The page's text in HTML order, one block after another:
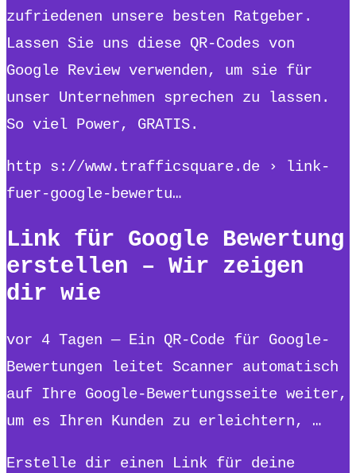
zufriedenen unsere besten Ratgeber.
Lassen Sie uns diese QR-Codes von
Google Review verwenden, um sie für
unser Unternehmen sprechen zu lassen.
So viel Power, GRATIS.
http s://www.trafficsquare.de › link-
fuer-google-bewertu…
Link für Google Bewertung
erstellen – Wir zeigen
dir wie
vor 4 Tagen — Ein QR-Code für Google-
Bewertungen leitet Scanner automatisch
auf Ihre Google-Bewertungsseite weiter,
um es Ihren Kunden zu erleichtern, …
Erstelle dir einen Link für deine